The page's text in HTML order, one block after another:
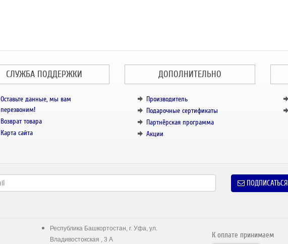
СЛУЖБА ПОДДЕРЖКИ
Оставьте данные, мы вам
перезвоним!
Возврат товара
Карта сайта
ДОПОЛНИТЕЛЬНО
Производитель
Подарочные сертификаты
Партнёрская программа
Акции
ПОДПИСАТЬСЯ
Республика Башкортостан, г. Уфа, ул.
Владивостокская , 3 А
К оплате принимаем